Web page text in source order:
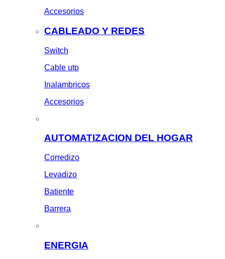
Accesorios
CABLEADO Y REDES
Switch
Cable utp
Inalambricos
Accesorios
AUTOMATIZACION DEL HOGAR
Corredizo
Levadizo
Batiente
Barrera
ENERGIA